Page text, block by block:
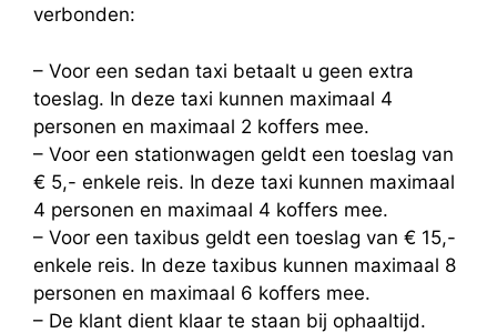
verbonden:
– Voor een sedan taxi betaalt u geen extra
toeslag. In deze taxi kunnen maximaal 4
personen en maximaal 2 koffers mee.
– Voor een stationwagen geldt een toeslag van
€ 5,- enkele reis. In deze taxi kunnen maximaal
4 personen en maximaal 4 koffers mee.
– Voor een taxibus geldt een toeslag van € 15,-
enkele reis. In deze taxibus kunnen maximaal 8
personen en maximaal 6 koffers mee.
– De klant dient klaar te staan bij ophaaltijd.